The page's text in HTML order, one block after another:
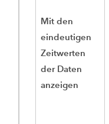
Mit den
eindeutigen
Zeitwerten
der Daten
anzeigen